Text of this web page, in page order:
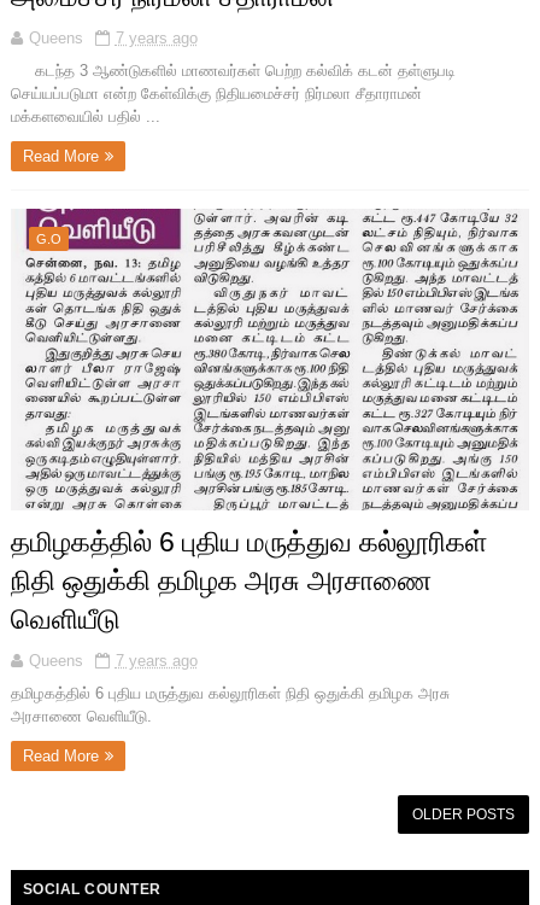
Queens
7 years ago
கடந்த 3 ஆண்டுகளில் மாணவர்கள் பெற்ற கல்விக் கடன் தள்ளுபடி
செய்யப்படுமா என்ற கேள்விக்கு நிதியமைச்சர் நிர்மலா சீதாராமன்
மக்களவையில் பதில் ...
Read More
G.O
தமிழகத்தில் 6 புதிய மருத்துவ கல்லூரிகள்
நிதி ஒதுக்கி தமிழக அரசு அரசாணை
வெளியீடு
Queens
7 years ago
தமிழகத்தில் 6 புதிய மருத்துவ கல்லூரிகள் நிதி ஒதுக்கி தமிழக அரசு
அரசாணை வெளியீடு.
Read More
OLDER POSTS
SOCIAL COUNTER